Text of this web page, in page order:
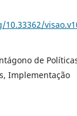
de
Implementação